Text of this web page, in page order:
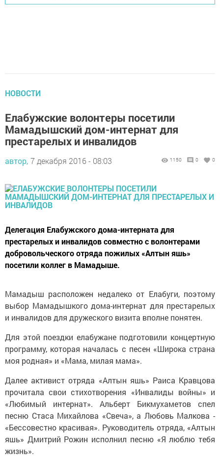
НОВОСТИ
Елабужские волонтеры посетили
Мамадышский дом-интернат для
престарелых и инвалидов
автор, 7 декабря 2016 - 08:03 1150 0 0
Делегация Елабужского дома-интерната для
престарелых и инвалидов совместно с волонтерами
добровольческого отряда пожилых «Алтын яшь»
посетили коллег в Мамадыше.
Мамадыш расположен недалеко от Елабуги, поэтому
выбор Мамадышкого дома-интернат для престарелых
и инвалидов для дружеского визита вполне понятен.
Для этой поездки елабужане подготовили концертную
программу, которая началась с песен «Широка страна
моя родная» и «Мама, милая мама».
Далее активист отряда «Алтын яшь» Раиса Кравцова
прочитала свои стихотворения «Инвалиды войны» и
«Любимый интернат». Альберт Бикмухаметов спел
песню Стаса Михайлова «Свеча», а Любовь Малкова -
«Бессовестно красивая». Руководитель отряда, «Алтын
яшь» Дмитрий Рожин исполнил песню «Я люблю тебя
жизнь».